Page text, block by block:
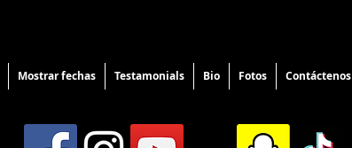
Mostrar fechas Testamonials Bio Fotos Contáctenos